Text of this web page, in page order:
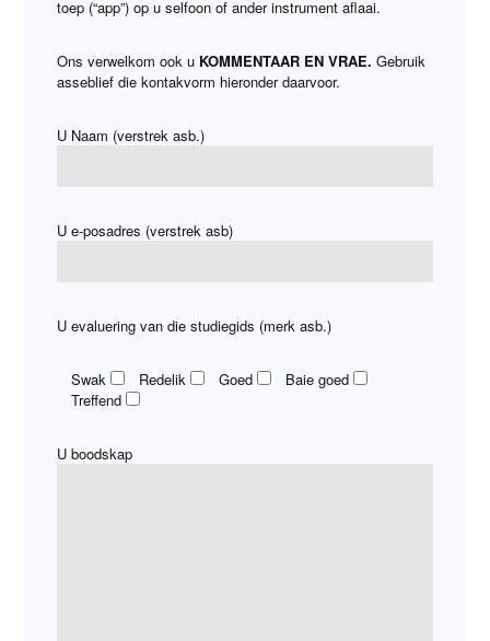
toep (“app”) op u selfoon of ander instrument aflaai.
Ons verwelkom ook u KOMMENTAAR EN VRAE.Gebruik
asseblief die kontakvorm hieronder daarvoor.
U Naam (verstrek asb.)
U e-posadres (verstrek asb)
U evaluering van die studiegids (merk asb.)
Swak Redelik Goed
Baie goed
Treffend
U boodskap